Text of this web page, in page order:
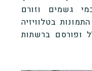
גשמים וזורם
בטלוויזיה
ופורסם ברשתות